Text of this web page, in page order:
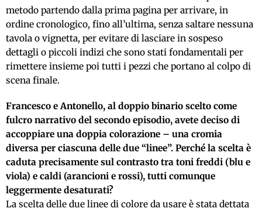
metodo partendo dalla prima pagina per arrivare, in
ordine cronologico, fino all’ultima, senza saltare nessuna
tavola o vignetta, per evitare di lasciare in sospeso
dettagli o piccoli indizi che sono stati fondamentali per
rimettere insieme poi tutti i pezzi che portano al colpo di
scena finale.
Francesco e Antonello, al doppio binario scelto come
fulcro narrativo del secondo episodio, avete deciso di
accoppiare una doppia colorazione – una cromia
diversa per ciascuna delle due “linee”. Perché la scelta è
caduta precisamente sul contrasto tra toni freddi (blu e
viola) e caldi (arancioni e rossi), tutti comunque
leggermente desaturati?
La scelta delle due linee di colore da usare è stata dettata